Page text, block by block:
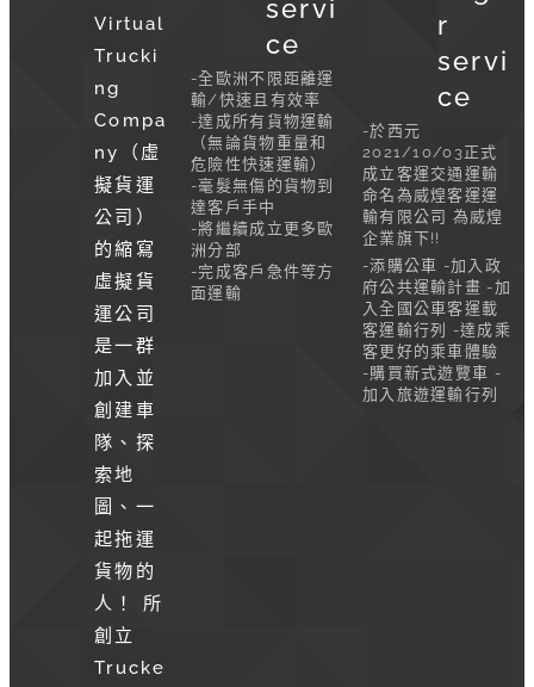
Virtual
Trucki
ng
Compa
ny（虛
擬貨運
公司）
的縮寫
虛擬貨
運公司
是一群
加入並
創建車
隊、探
索地
圖、一
起拖運
貨物的
人！ 所
創立
Trucke
servi
ce
-全歐洲不限距離運
輸/快速且有效率
-達成所有貨物運輸
（無論貨物重量和
危險性快速運輸）
-毫髮無傷的貨物到
達客戶手中
-將繼續成立更多歐
洲分部
-完成客戶急件等方
面運輸
r
servi
ce
-於西元
2021/10/03正式
成立客運交通運輸
命名為威煌客運運
輸有限公司 為威煌
企業旗下!!
-添購公車 -加入政
府公共運輸計畫 -加
入全國公車客運載
客運輸行列 -達成乘
客更好的乘車體驗
-購買新式遊覽車 -
加入旅遊運輸行列